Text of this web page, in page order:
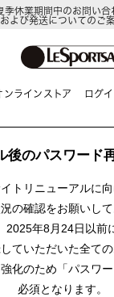
季休業期間中のお問い合
および発送についてのご
ンラインストア ログ
後のパスワード
トリニューアルに
の確認をお願いして
2025年8月24日以前
ていただいた全ての
化のため「パスワ
必須となります。